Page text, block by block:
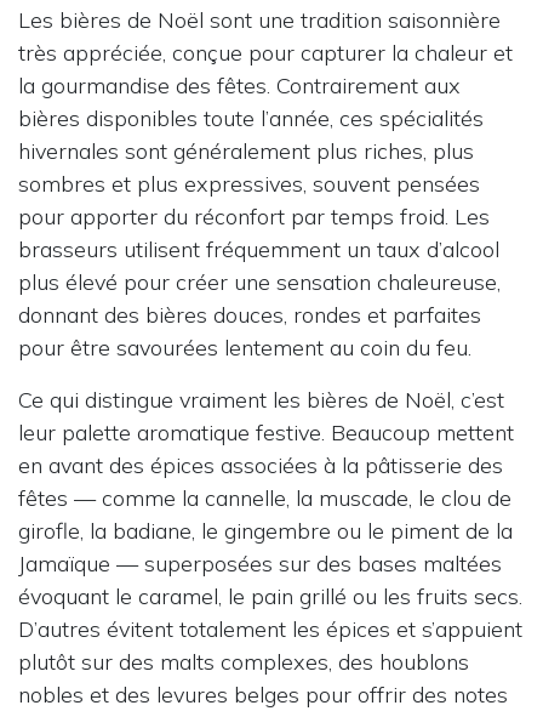
Les bières de Noël sont une tradition saisonnière
très appréciée, conçue pour capturer la chaleur et
la gourmandise des fêtes. Contrairement aux
bières disponibles toute l’année, ces spécialités
hivernales sont généralement plus riches, plus
sombres et plus expressives, souvent pensées
pour apporter du réconfort par temps froid. Les
brasseurs utilisent fréquemment un taux d’alcool
plus élevé pour créer une sensation chaleureuse,
donnant des bières douces, rondes et parfaites
pour être savourées lentement au coin du feu.
Ce qui distingue vraiment les bières de Noël, c’est
leur palette aromatique festive. Beaucoup mettent
en avant des épices associées à la pâtisserie des
fêtes — comme la cannelle, la muscade, le clou de
girofle, la badiane, le gingembre ou le piment de la
Jamaïque — superposées sur des bases maltées
évoquant le caramel, le pain grillé ou les fruits secs.
D’autres évitent totalement les épices et s’appuient
plutôt sur des malts complexes, des houblons
nobles et des levures belges pour offrir des notes